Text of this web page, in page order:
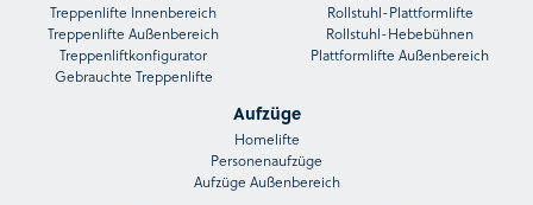
Treppenlifte Innenbereich
Treppenlifte Außenbereich
Treppenliftkonfigurator
Gebrauchte Treppenlifte
Rollstuhl-Plattformlifte
Rollstuhl-Hebebühnen
Plattformlifte Außenbereich
Aufzüge
Homelifte
Personenaufzüge
Aufzüge Außenbereich